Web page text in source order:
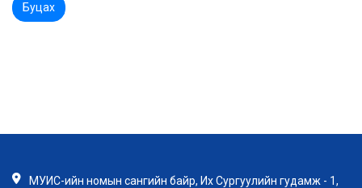
Буцах
МУИС-ийн номын сангийн байр, Их Сургуулийн гудамж - 1,